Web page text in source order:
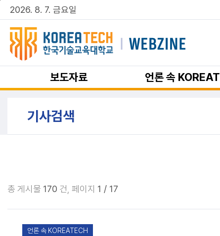
주메뉴 바로가기
본문 바로가기
2026. 8. 7. 금요일
보도자료 언론 속
기사검색
총 게시물 170 건, 페이지 1 / 17
언론 속 KOREATECH